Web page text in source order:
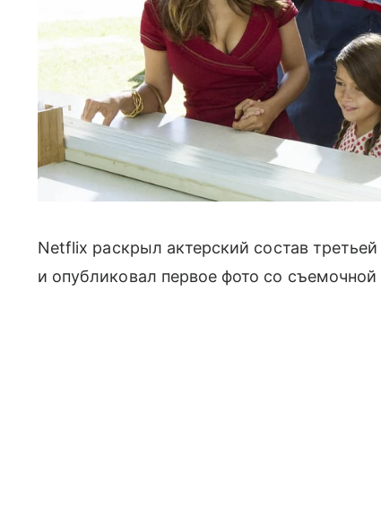
Netflix раскрыл актерский состав
и опубликовал первое фото со